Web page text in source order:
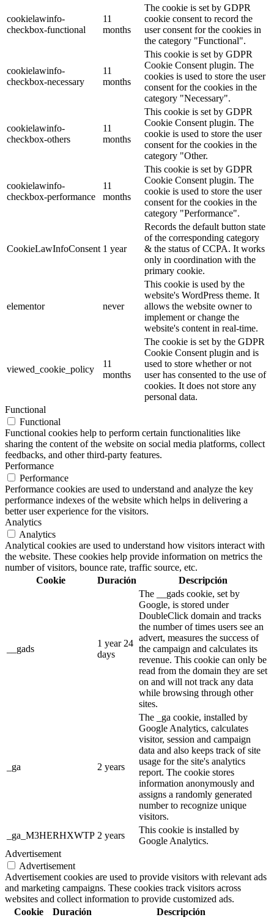
cookielawinfo-
checkbox-functional
11
months
The cookie is set by GDPR
cookie consent to record the
user consent for the cookies in
the category "Functional".
cookielawinfo-
checkbox-necessary
11
months
This cookie is set by GDPR
Cookie Consent plugin. The
cookies is used to store the user
consent for the cookies in the
category "Necessary".
cookielawinfo-
checkbox-others
11
months
This cookie is set by GDPR
Cookie Consent plugin. The
cookie is used to store the user
consent for the cookies in the
category "Other.
cookielawinfo-
checkbox-performance
11
months
This cookie is set by GDPR
Cookie Consent plugin. The
cookie is used to store the user
consent for the cookies in the
category "Performance".
CookieLawInfoConsent 1 year
Records the default button state
of the corresponding category
& the status of CCPA. It works
only in coordination with the
primary cookie.
elementor never
This cookie is used by the
website's WordPress theme. It
allows the website owner to
implement or change the
website's content in real-time.
viewed_cookie_policy
11
months
The cookie is set by the GDPR
Cookie Consent plugin and is
used to store whether or not
user has consented to the use of
cookies. It does not store any
personal data.
Functional
Functional
Functional cookies help to perform certain functionalities like
sharing the content of the website on social media platforms, collect
feedbacks, and other third-party features.
Performance
Performance
Performance cookies are used to understand and analyze the key
performance indexes of the website which helps in delivering a
better user experience for the visitors.
Analytics
Analytics
Analytical cookies are used to understand how visitors interact with
the website. These cookies help provide information on metrics the
number of visitors, bounce rate, traffic source, etc.
Cookie
Duración Descripción
__gads
1 year 24
days
The __gads cookie, set by
Google, is stored under
DoubleClick domain and tracks
the number of times users see an
advert, measures the success of
the campaign and calculates its
revenue. This cookie can only be
read from the domain they are set
on and will not track any data
while browsing through other
sites.
_ga 2 years
The _ga cookie, installed by
Google Analytics, calculates
visitor, session and campaign
data and also keeps track of site
usage for the site's analytics
report. The cookie stores
information anonymously and
assigns a randomly generated
number to recognize unique
visitors.
_ga_M3HERHXWTP 2 years
This cookie is installed by
Google Analytics.
Advertisement
Advertisement
Advertisement cookies are used to provide visitors with relevant ads
and marketing campaigns. These cookies track visitors across
websites and collect information to provide customized ads.
Cookie
Duración
Descripción